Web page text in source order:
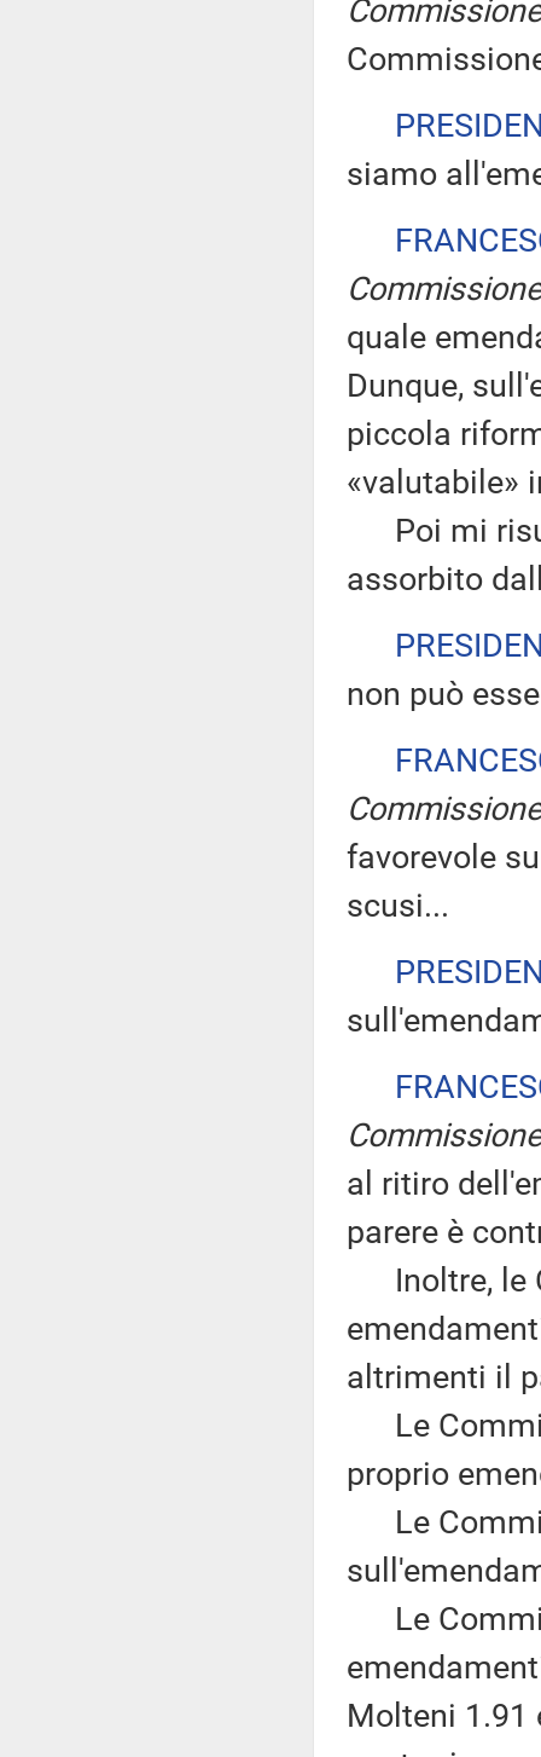
Commissione
siamo
Commissione
quale
Dunque,
piccola
«valutabile»
Poi mi
assorbito
non può
Commissione
favorevole
scusi...
Commissione
al ritiro
parere è
Inoltre, le
altrimenti il
Le
proprio
Le
Le
Molteni 1.91